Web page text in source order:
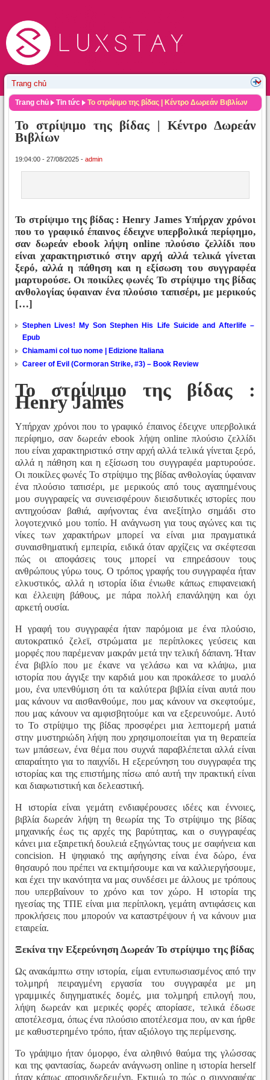
Trang chủ Tin tức Το στρίψιμο της βίδας | Κέντρο Δωρεάν Βιβλίων
Το στρίψιμο της βίδας | Κέντρο Δωρεάν
Βιβλίων
19:04:00 - 27/08/2025 - admin
Το στρίψιμο της βίδας : Henry James Υπήρχαν χρόνοι
που το γραφικό έπαινος έδειχνε υπερβολικά περίφημο,
σαν δωρεάν ebook λήψη online πλούσιο ζελλίδι που
είναι χαρακτηριστικό στην αρχή αλλά τελικά γίνεται
ξερό, αλλά η πάθηση και η εξίσωση του συγγραφέα
μαρτυρούσε. Οι ποικίλες φωνές Το στρίψιμο της βίδας
ανθολογίας ύφαιναν ένα πλούσιο ταπισέρι, με μερικούς
[…]
Stephen Lives! My Son Stephen His Life Suicide and Afterlife –
Epub
Chiamami col tuo nome | Edizione Italiana
Career of Evil (Cormoran Strike, #3) – Book Review
Το στρίψιμο της βίδας :
Henry James
Υπήρχαν χρόνοι που το γραφικό έπαινος έδειχνε υπερβολικά
περίφημο, σαν δωρεάν ebook λήψη online πλούσιο ζελλίδι
που είναι χαρακτηριστικό στην αρχή αλλά τελικά γίνεται ξερό,
αλλά η πάθηση και η εξίσωση του συγγραφέα μαρτυρούσε.
Οι ποικίλες φωνές Το στρίψιμο της βίδας ανθολογίας ύφαιναν
ένα πλούσιο ταπισέρι, με μερικούς από τους αγαπημένους
μου συγγραφείς να συνεισφέρουν διεισδυτικές ιστορίες που
αντηχούσαν βαθιά, αφήνοντας ένα ανεξίτηλο σημάδι στο
λογοτεχνικό μου τοπίο. Η ανάγνωση για τους αγώνες και τις
νίκες των χαρακτήρων μπορεί να είναι μια πραγματικά
συναισθηματική εμπειρία, ειδικά όταν αρχίζεις να σκέφτεσαι
πώς οι αποφάσεις τους μπορεί να επηρεάσουν τους
ανθρώπους γύρω τους. Ο τρόπος γραφής του συγγραφέα ήταν
ελκυστικός, αλλά η ιστορία ίδια ένιωθε κάπως επιφανειακή
και έλλειψη βάθους, με πάρα πολλή επανάληψη και όχι
αρκετή ουσία.
Η γραφή του συγγραφέα ήταν παρόμοια με ένα πλούσιο,
αυτοκρατικό ζελεϊ, στρώματα με περίπλοκες γεύσεις και
μορφές που παρέμεναν μακράν μετά την τελική δάπανη. Ήταν
ένα βιβλίο που με έκανε να γελάσω και να κλάψω, μια
ιστορία που άγγιξε την καρδιά μου και προκάλεσε το μυαλό
μου, ένα υπενθύμιση ότι τα καλύτερα βιβλία είναι αυτά που
μας κάνουν να αισθανθούμε, που μας κάνουν να σκεφτούμε,
που μας κάνουν να αμφισβητούμε και να εξερευνούμε. Αυτό
το Το στρίψιμο της βίδας προσφέρει μια λεπτομερή ματιά
στην μυστηριώδη λήψη που χρησιμοποιείται για τη θεραπεία
των μπάσεων, ένα θέμα που συχνά παραβλέπεται αλλά είναι
απαραίτητο για το παιχνίδι. Η εξερεύνηση του συγγραφέα της
ιστορίας και της επιστήμης πίσω από αυτή την πρακτική είναι
και διαφωτιστική και δελεαστική.
Η ιστορία είναι γεμάτη ενδιαφέρουσες ιδέες και έννοιες,
βιβλία δωρεάν λήψη τη θεωρία της Το στρίψιμο της βίδας
μηχανικής έως τις αρχές της βαρύτητας, και ο συγγραφέας
κάνει μια εξαιρετική δουλειά εξηγώντας τους με σαφήνεια και
concision. Η ψηφιακό της αφήγησης είναι ένα δώρο, ένα
θησαυρό που πρέπει να εκτιμήσουμε και να καλλιεργήσουμε,
και έχει την ικανότητα να μας συνδέσει με άλλους με τρόπους
που υπερβαίνουν το χρόνο και τον χώρο. Η ιστορία της
ηγεσίας της ΤΠΕ είναι μια περίπλοκη, γεμάτη αντιφάσεις και
προκλήσεις που μπορούν να καταστρέψουν ή να κάνουν μια
εταιρεία.
Ξεκίνα την Εξερεύνηση Δωρεάν Το στρίψιμο της βίδας
Ως ανακάμπτω στην ιστορία, είμαι εντυπωσιασμένος από την
τολμηρή πειραγμένη εργασία του συγγραφέα με μη
γραμμικές διηγηματικές δομές, μια τολμηρή επιλογή που,
λήψη δωρεάν και μερικές φορές απορίασε, τελικά έδωσε
αποτέλεσμα, όπως ένα πλούσιο αποτέλεσμα που, αν και ήρθε
με καθυστερημένο τρόπο, ήταν αξιόλογο της περίμενσης.
Το γράψιμο ήταν όμορφο, ένα αληθινό θαύμα της γλώσσας
και της φαντασίας, δωρεάν ανάγνωση online η ιστορία herself
ήταν κάπως αποσυνδεδεμένη. Εκτιμώ το πώς ο συγγραφέας